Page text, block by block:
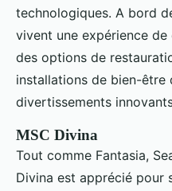
technologiques. A bord
vivent une expérience
des options de
installations de bien-être
divertissements
MSC Divina
Tout comme Fantasia,
Divina est apprécié pour